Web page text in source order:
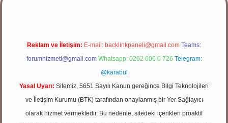
Reklam ve İletişim: E-mail: backlinkpaneli@gmail.com Teams:
forumhizmeti@gmail.com Whatsapp: 0262 606 0 726 Telegram:
@karabul
Yasal Uyarı: Sitemiz, 5651 Sayılı Kanun gereğince Bilgi Teknolojileri
ve İletişim Kurumu (BTK) tarafından onaylanmış bir Yer Sağlayıcı
olarak hizmet vermektedir. Bu nedenle, sitedeki içerikleri proaktif